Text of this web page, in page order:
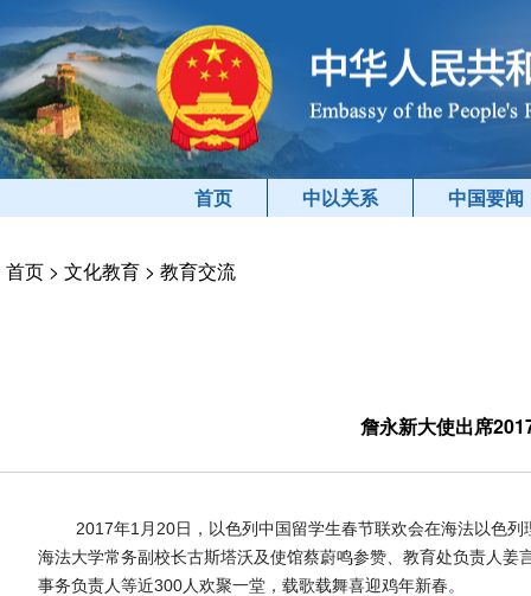
首页 中以关系 中国要闻
首页 > 文化教育 > 教育交流
詹永新大使出席
2017年1月20日，以色列中国留学生春节联欢会在海法以色列
海法大学常务副校长古斯塔沃及使馆蔡蔚鸣参赞、 教育处负责人姜
事务负责人等近300人欢聚一堂，载歌载舞喜迎鸡年新春。